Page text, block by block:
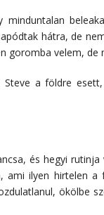
hátra, de
goromba velem, de
a földre
és hegyi
ilyen hirtelen a
ökölbe